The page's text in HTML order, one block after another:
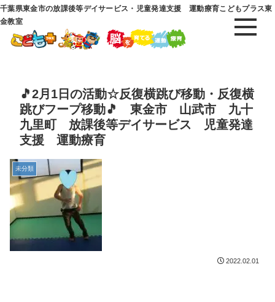
千葉県東金市の放課後等デイサービス・児童発達支援 運動療育こどもプラス東
金教室
🎵2月1日の活動☆反復横跳び移動・反復横
跳びフープ移動🎵 東金市 山武市 九十
九里町 放課後等デイサービス 児童発達
支援 運動療育
未分類
2022.02.01